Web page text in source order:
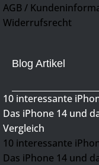
AGB /
Widerrufsrecht
Blog Artikel
10 interessante
Das iPhone 14 und
Vergleich
10 interessante
Das iPhone 14 und